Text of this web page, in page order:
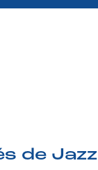
de Jazz